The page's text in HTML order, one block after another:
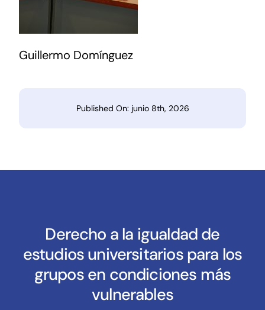
Guillermo Domínguez
Published On: junio 8th, 2026
Derecho a la igualdad de
estudios universitarios para los
grupos en condiciones más
vulnerables